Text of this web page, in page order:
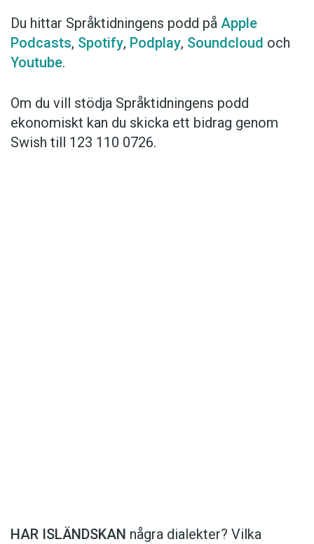
Du hittar Språktidningens podd på Apple
Podcasts, Spotify, Podplay, Soundcloud och
Youtube.
Om du vill stödja Språktidningens podd
ekonomiskt kan du skicka ett bidrag genom
Swish till 123 110 0726.
HAR ISLÄNDSKAN några dialekter? Vilka